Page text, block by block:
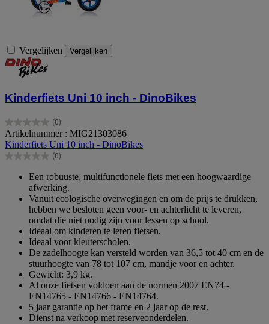
Vergelijken Vergelijken
Kinderfiets Uni 10 inch - DinoBikes
(0)
0.0
van
de
5
Artikelnummer : MIG21303086
Kinderfiets Uni 10 inch - DinoBikes
(0)
0.0
sterren.
Een robuuste, multifunctionele fiets met een hoogwaardige
afwerking.
Vanuit ecologische overwegingen en om de prijs te drukken,
hebben we besloten geen voor- en achterlicht te leveren,
omdat die niet nodig zijn voor lessen op school.
Ideaal om kinderen te leren fietsen.
Ideaal voor kleuterscholen.
De zadelhoogte kan versteld worden van 36,5 tot 40 cm en de
stuurhoogte van 78 tot 107 cm, mandje voor en achter.
Gewicht: 3,9 kg.
Al onze fietsen voldoen aan de normen 2007 EN74 -
EN14765 - EN14766 - EN14764.
5 jaar garantie op het frame en 2 jaar op de rest.
Dienst na verkoop met reserveonderdelen.